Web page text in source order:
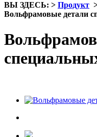
ВЫ ЗДЕСЬ: > Продукт
Вольфрамовые детали